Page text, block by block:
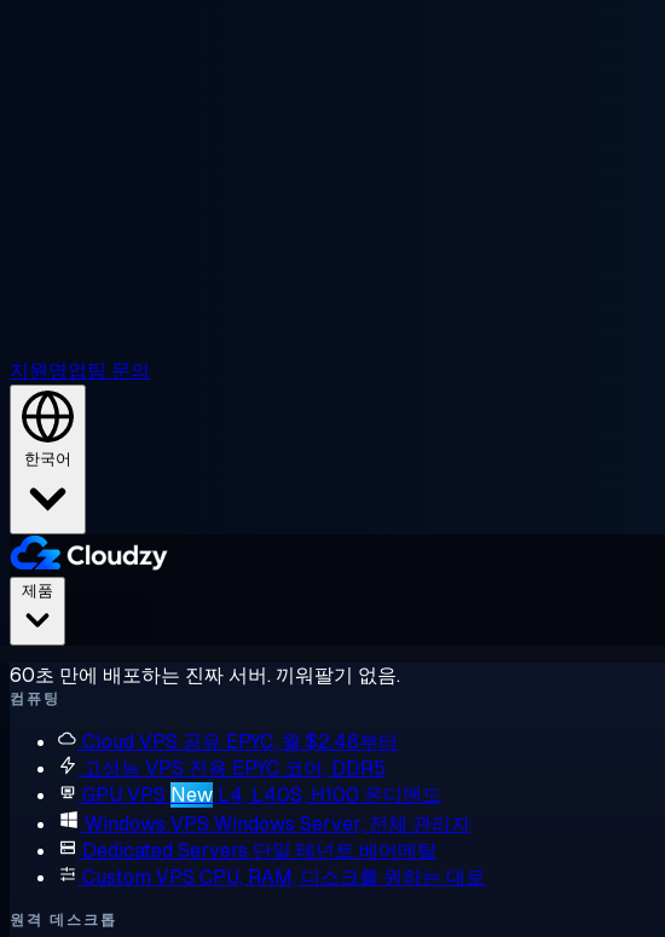
지원영업팀 문의
한국어
60초 만에 배포하는 진짜 서버. 끼워팔기 없음.
컴퓨팅
Cloud VPS 공유 EPYC, 월 $2.48부터
고성능 VPS 전용 EPYC 코어, DDR5
GPU VPS New L4, L40S, H100 온디맨드
Windows VPS Windows Server, 전체 관리자
Dedicated Servers 단일 테넌트 베어메탈
Custom VPS CPU, RAM, 디스크를 원하는 대로
원격 데스크톱